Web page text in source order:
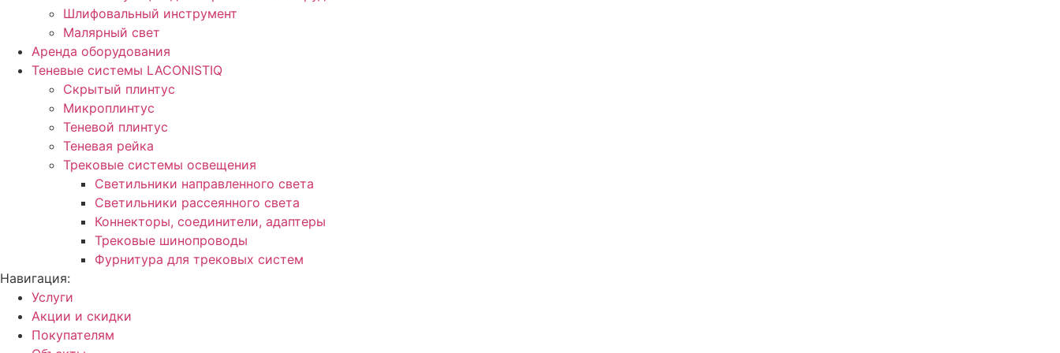
Шлифовальный инструмент
Малярный свет
Аренда оборудования
Теневые системы LACONISTIQ
Скрытый плинтус
Микроплинтус
Теневой плинтус
Теневая рейка
Трековые системы освещения
Светильники направленного света
Светильники рассеянного света
Коннекторы, соединители, адаптеры
Трековые шинопроводы
Фурнитура для трековых систем
Навигация:
Услуги
Акции и скидки
Покупателям